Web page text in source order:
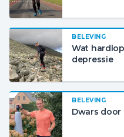
BELEVING
Wat
depressie
BELEVING
Dwars door